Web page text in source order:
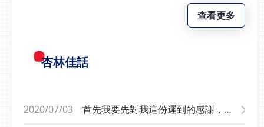
問題 光田綜合醫院血液
腫瘤科柯萬盛醫師感謝媒
發性骨髓瘤」從字面就能
猜到，它是造血的工廠
性，嚴重時，會侵蝕到外
查看更多
杏林佳話
2020/07/03
首先我要先對我這份遲到的感謝，致